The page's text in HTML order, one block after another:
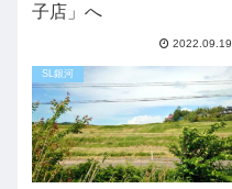
子店」へ
2022.09.19
SL銀河